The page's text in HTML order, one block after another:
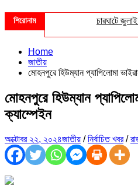
শিরোনাম চারঘাটে জুলাই
Home
জাতীয়
মোহনপুরে হিউম্যান প্যাপিলোমা
মোহনপুরে হিউম্যান
ক্যাম্পেইন
অক্টোবর ২২, ২০২৪জাতীয় /নির্বাচিত খবর/